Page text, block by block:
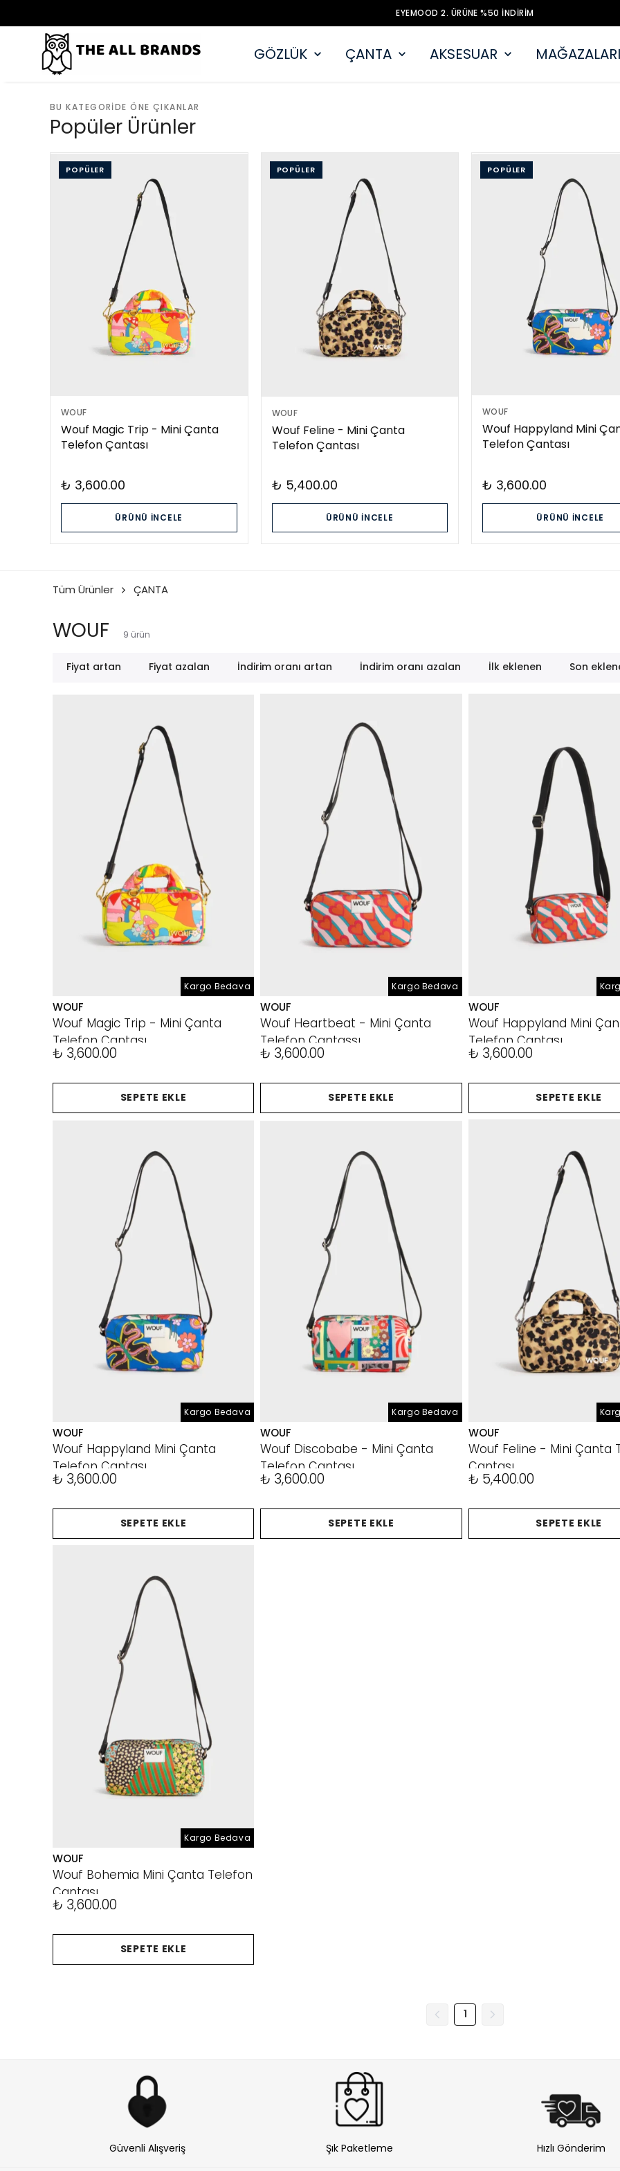
EYEMOOD 2. ÜRÜNE %50 İNDİRİM
GÖZLÜK ÇANTA AKSESUAR
BU KATEGORIDE ÖNE ÇIKANLAR
Popüler Ürünler
POPÜLER
WOUF
Wouf Magic Trip - Mini Çanta
Telefon Çantası
₺ 3,600.00
ÜRÜNÜ İNCELE
POPÜLER
WOUF
Wouf Feline - Mini Çanta
Telefon Çantası
₺ 5,400.00
ÜRÜNÜ İNCELE
POPÜLER
WOUF
Wouf Happyland Mini
Telefon Çantası
₺ 3,600.00
ÜRÜNÜ İNCELE
Tüm Ürünler ÇANTA
WOUF 9 ürün
Fiyat artan Fiyat azalan İndirim oranı artan İndirim oranı azalan İlk eklenen Son
Kargo Bedava
WOUF
Wouf Magic Trip - Mini Çanta
Telefon Çantası
₺ 3,600.00
SEPETE EKLE
Kargo Bedava
WOUF
Wouf Heartbeat - Mini Çanta
Telefon Çantassı
₺ 3,600.00
SEPETE EKLE
WOUF
Wouf Happyland Mini
Telefon Çantası
₺ 3,600.00
SEPETE EKLE
Kargo Bedava
WOUF
Wouf Happyland Mini Çanta
Telefon Çantası
₺ 3,600.00
SEPETE EKLE
Kargo Bedava
WOUF
Wouf Discobabe - Mini Çanta
Telefon Çantası
₺ 3,600.00
SEPETE EKLE
WOUF
Wouf Feline - Mini Çanta
Çantası
₺ 5,400.00
SEPETE EKLE
Kargo Bedava
WOUF
Wouf Bohemia Mini Çanta Telefon
Çantası
₺ 3,600.00
SEPETE EKLE
1
Güvenli Alışveriş Şık Paketleme Hızlı Gönderim